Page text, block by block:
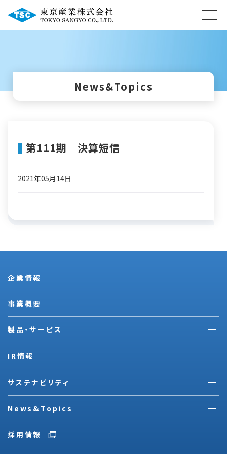
News&Topics
第111期 決算短信
2021年05月14日
企業情報
事業概要
製品・サービス
IR情報
サステナビリティ
News&Topics
採用情報